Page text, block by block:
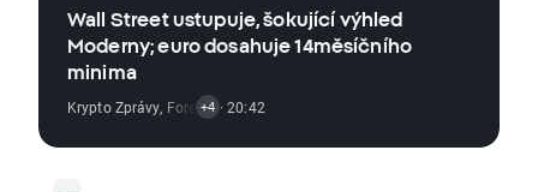
Wall Street ustupuje, šokující výhled
Moderny; euro dosahuje 14měsíčního
minima
Krypto Zprávy, Forexový Trh,Komoditní Trh
+4 · 20:42